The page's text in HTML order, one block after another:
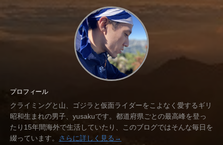
プロフィール
クライミングと山、ゴジラと仮面ライダーをこよなく愛するギリ
昭和生まれの男子、yusakuです。都道府県ごとの最高峰を登っ
たり15年間海外で生活していたり、このブログではそんな毎日を
綴っています。
さらに詳しく見る→